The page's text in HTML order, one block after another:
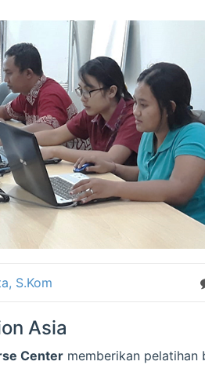
S.Kom
Asia
Center memberikan pelatihan